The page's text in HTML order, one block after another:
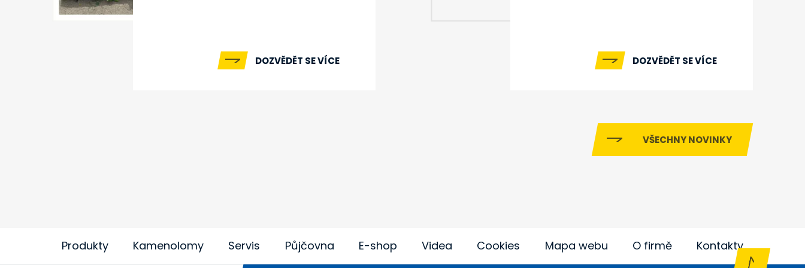
DOZVĚDĚT SE VÍCE DOZVĚDĚT SE VÍCE
VŠECHNY NOVINKY
Produkty Kamenolomy Servis Půjčovna E-shop Videa Cookies Mapa webu O firmě Kontakty